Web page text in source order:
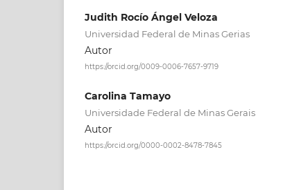
Judith Rocío Ángel Veloza
Universidad Federal de Minas Gerias
Autor
https://orcid.org/0009-0006-7657-9719
Carolina Tamayo
Universidade Federal de Minas Gerais
Autor
https://orcid.org/0000-0002-8478-7845